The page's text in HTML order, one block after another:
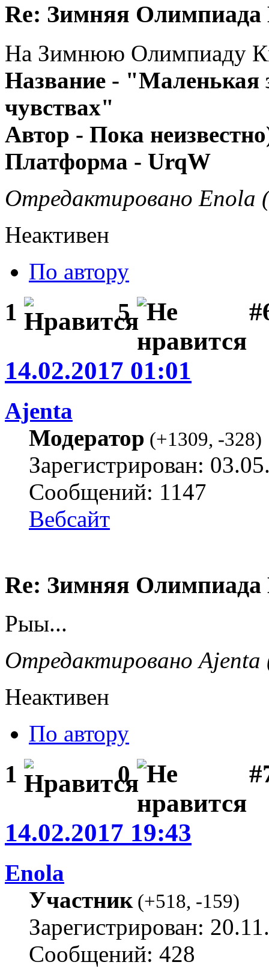
Re: Зимняя Олимпиада
На Зимнюю Олимпиаду
Название - "Маленькая
чувствах"
Автор - Пока
Платформа - UrqW
Отредактировано Enola
Неактивен
По автору
1 5
14.02.2017 01:01
Ajenta
Модератор (+1309, -328)
Зарегистрирован:
Сообщений: 1147
Вебсайт
Re: Зимняя Олимпиада
Рыы...
Отредактировано Ajenta
Неактивен
По автору
1 0
14.02.2017 19:43
Enola
Участник(+518, -159)
Зарегистрирован:
Сообщений: 428